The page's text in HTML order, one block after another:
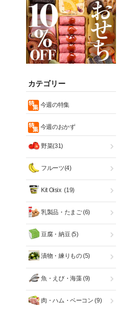
カテゴリー
今週の特集
今週のおかず
野菜(31)
フルーツ(4)
Kit Oisix (19)
乳製品・たまご(6)
豆腐・納豆(5)
漬物・練りもの(5)
魚・えび・海藻(9)
肉・ハム・ベーコン (9)